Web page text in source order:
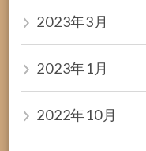
2023年3月
2023年1月
2022年10月